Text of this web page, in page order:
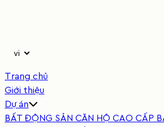
Trang chủ
Giới thiệu
Dự án
BẤT ĐỘNG SẢN CĂN HỘ CAO CẤP